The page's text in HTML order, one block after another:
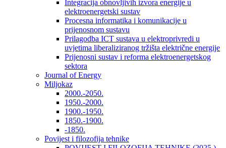
Integracija obnovljivih izvora energije u
elektroenergetski sustav
Procesna informatika i komunikacije u
prijenosnom sustavu
Prilagodba ICT sustava u elektroprivredi u
uvjetima liberaliziranog tržišta električne energije
Prijenosni sustav i reforma elektroenergetskog
sektora
Journal of Energy
Miljokaz
2000.-2050.
1950.-2000.
1900.-1950.
1850.-1900.
-1850.
Povijest i filozofija tehnike